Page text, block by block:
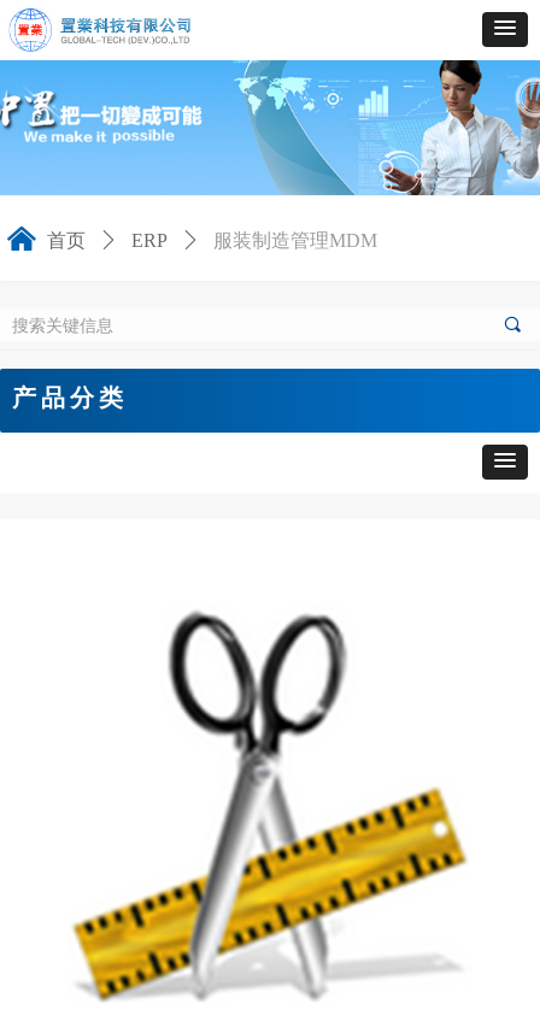
낀 首页 ꄲ ERP ꄲ 服装制造管理MDM
끠
产品分类